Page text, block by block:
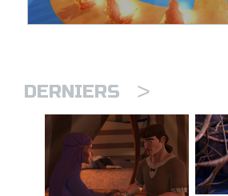
DERNIERS >